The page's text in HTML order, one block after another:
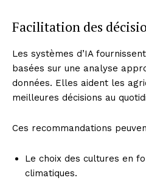
Facilitation des
Les systèmes d’IA
basées sur une analyse
données. Elles aident les
meilleures décisions au
Ces recommandations
Le choix des cultures en
climatiques.